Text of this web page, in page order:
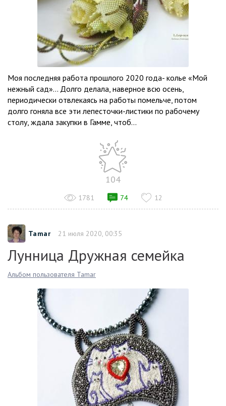
Моя последняя работа прошлого 2020 года- колье «Мой
нежный сад»… Долго делала, наверное всю осень,
периодически отвлекаясь на работы помельче, потом
долго гоняла все эти лепесточки-листики по рабочему
столу, ждала закупки в Гамме, чтоб...
104
1781 74 12
Tamar 21 июля 2020, 00:35
Лунница Дружная семейка
Альбом пользователя Tamar